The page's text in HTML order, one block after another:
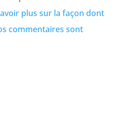
plus sur la façon dont
commentaires sont